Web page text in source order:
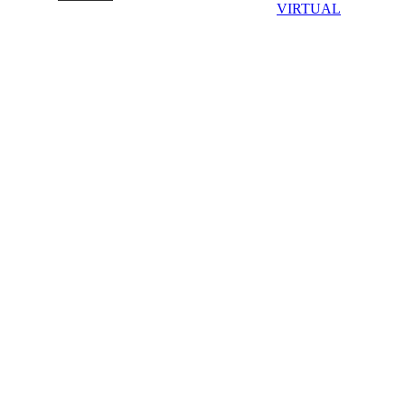
VIRTUAL